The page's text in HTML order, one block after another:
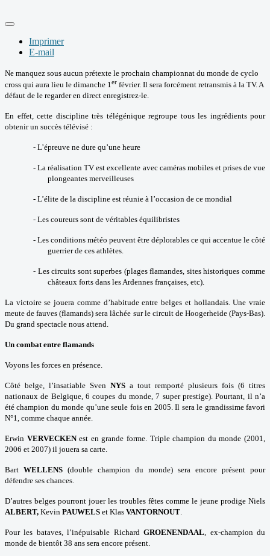
Imprimer
E-mail
Ne manquez sous aucun prétexte le prochain championnat du monde de cyclo
cross qui aura lieu le dimanche 1er février. Il sera forcément retransmis à la TV. A
défaut de le regarder en direct enregistrez-le.
En effet, cette discipline très télégénique regroupe tous les ingrédients pour
obtenir un succès télévisé :
- L’épreuve ne dure qu’une heure
- La réalisation TV est excellente avec caméras mobiles et prises de vue
plongeantes merveilleuses
- L’élite de la discipline est réunie à l’occasion de ce mondial
- Les coureurs sont de véritables équilibristes
- Les conditions météo peuvent être déplorables ce qui accentue le côté
guerrier de ces athlètes.
- Les circuits sont superbes (plages flamandes, sites historiques comme
châteaux forts dans les Ardennes françaises, etc).
La victoire se jouera comme d’habitude entre belges et hollandais. Une vraie
meute de fauves (flamands) sera lâchée sur le circuit de Hoogerheide (Pays-Bas).
Du grand spectacle nous attend.
Un combat entre flamands
Voyons les forces en présence.
Côté belge, l’insatiable Sven NYS a tout remporté plusieurs fois (6 titres
nationaux de Belgique, 6 coupes du monde, 7 super prestige). Pourtant, il n’a
été champion du monde qu’une seule fois en 2005.Il sera le grandissime favori
N°1, comme chaque année.
Erwin VERVECKENest en grande forme. Triple champion du monde (2001,
2006 et 2007) il jouera sa carte.
Bart WELLENS (double champion du monde) sera encore présent pour
défendre ses chances.
D’autres belges pourront jouer les troubles fêtes comme le jeune prodige Niels
ALBERT, Kevin PAUWELS et Klas VANTORNOUT.
Pour les bataves, l’inépuisable RichardGROENENDAAL, ex-champion du
monde de bientôt 38 ans sera encore présent.